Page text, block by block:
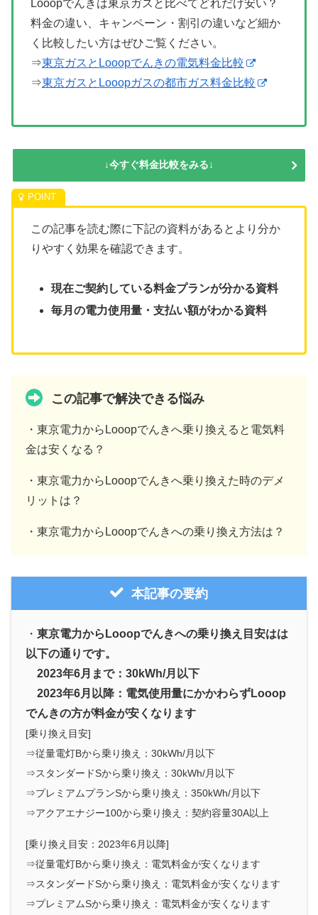
Looopでんきは東京ガスと比べてどれだけ安い？
料金の違い、キャンペーン・割引の違いなど細か
く比較したい方はぜひご覧ください。
⇒東京ガスとLooopでんきの電気料金比較
⇒東京ガスとLooopガスの都市ガス料金比較
↓今すぐ料金比較をみる↓
この記事を読む際に下記の資料があるとより分か
りやすく効果を確認できます。
現在ご契約している料金プランが分かる資料
毎月の電力使用量・支払い額がわかる資料
この記事で解決できる悩み
・東京電力からLooopでんきへ乗り換えると電気料
金は安くなる？
・東京電力からLooopでんきへ乗り換えた時のデメ
リットは？
・東京電力からLooopでんきへの乗り換え方法は？
本記事の要約
・ 東京電力からLooopでんきへの乗り換え目安はは
以下の通りです。
2023年6月まで：30kWh/月以下
2023年6月以降：電気使用量にかかわらずLooop
でんきの方が料金が安くなります
[乗り換え目安]
⇒従量電灯Bから乗り換え：30kWh/月以下
⇒スタンダードSから乗り換え：30kWh/月以下
⇒プレミアムプランSから乗り換え：350kWh/月以下
⇒アクアエナジー100から乗り換え：契約容量30A以上
[乗り換え目安 ：2023年6月 以降]
⇒従量電灯Bから乗り換え： 電気料金が安くなります
⇒スタンダードSから乗り換え： 電気料金が安くなります
⇒プレミアムSから乗り換え： 電気料金が安くなります